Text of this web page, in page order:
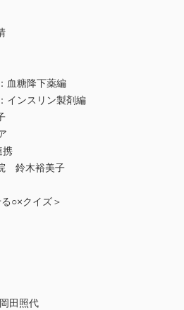
血糖降下薬編
インスリン製剤編
携
鈴木裕美子
○×クイズ＞
田照代